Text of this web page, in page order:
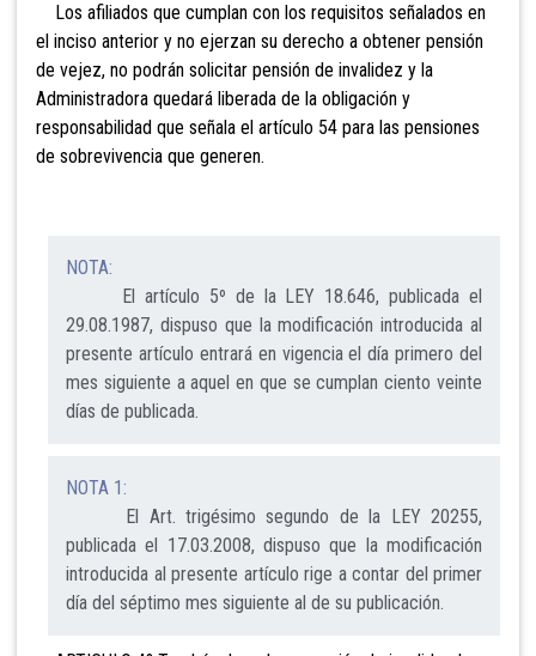
Los afiliados que cumplan con los requisitos señalados en
el inciso anterior y no ejerzan su derecho a obtener pensión
de vejez, no podrán solicitar pensión de invalidez y la
Administradora quedará liberada de la obligación y
responsabilidad que señala el artículo 54 para las pensiones
de sobrevivencia que generen.
NOTA:
El artículo 5º de la LEY 18.646, publicada el
29.08.1987, dispuso que la modificación introducida al
presente artículo entrará en vigencia el día primero del
mes siguiente a aquel en que se cumplan ciento veinte
días de publicada.
NOTA 1:
El Art. trigésimo segundo de la LEY 20255,
publicada el 17.03.2008, dispuso que la modificación
introducida al presente artículo rige a contar del primer
día del séptimo mes siguiente al de su publicación.